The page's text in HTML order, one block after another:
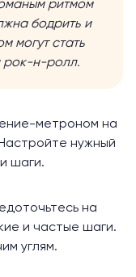
ритмом
бодрить и
могут стать
рок-н-ролл.
метроном на
нужный
шаги.
на
и частые шаги.
углям.